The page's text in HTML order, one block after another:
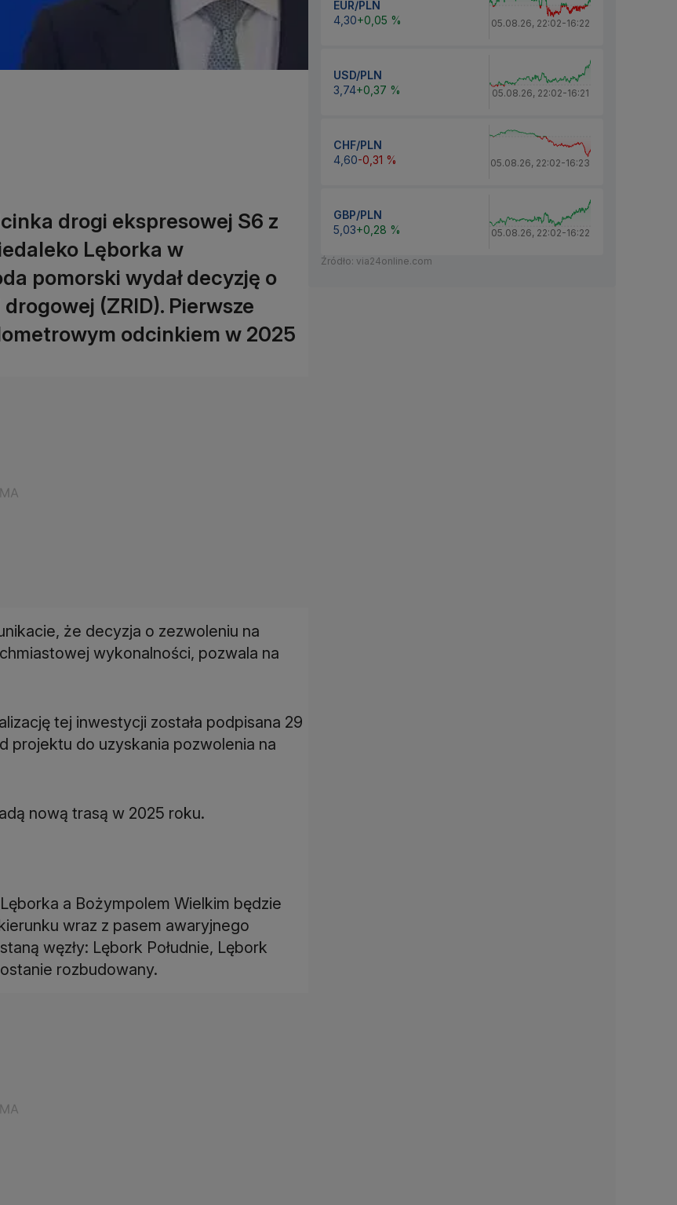
drogi ekspresowej S6 z
Lęborka w
pomorski wydał decyzję o
(ZRID). Pierwsze
odcinkiem w 2025
że decyzja o zezwoleniu na
wykonalności, pozwala na
tej inwestycji została podpisana 29
projektu do uzyskania pozwolenia na
nową trasą w 2025 roku.
a Bożympolem Wielkim będzie
wraz z pasem awaryjnego
węzły: Lębork Południe, Lębork
rozbudowany.
EUR/PLN
4,30+0,05 % 05.08.26, 22:02-16:22
USD/PLN
3,74+0,37 % 05.08.26, 22:02-16:21
CHF/PLN
4,60-0,31 % 05.08.26, 22:02-16:23
GBP/PLN
5,03+0,28 % 05.08.26, 22:02-16:22
Źródło: via24online.com